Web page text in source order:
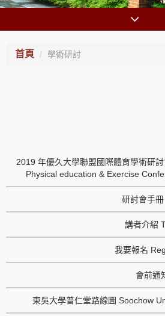
首頁 學術研討
2019 年優久大學聯盟國際體育學術研
Physical education & Exercise
研討會手
講者介紹
我要報名
會前通
東吳大學普仁堂路線圖 Soochow